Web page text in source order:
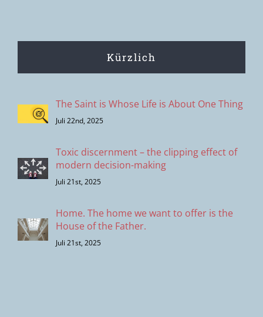
Kürzlich
The Saint is Whose Life is About One Thing
Juli 22nd, 2025
Toxic discernment – the clipping effect of
modern decision-making
Juli 21st, 2025
Home. The home we want to offer is the
House of the Father.
Juli 21st, 2025